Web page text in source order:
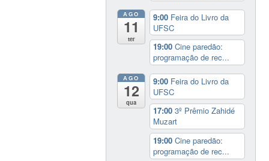
AGO
11
ter
9:00 Feira do Livro da
UFSC
19:00Cine paredão:
programação de rec...
AGO
12
qua
9:00 Feira do Livro da
UFSC
17:003º Prêmio Zahidé
Muzart
19:00Cine paredão:
programação de rec...